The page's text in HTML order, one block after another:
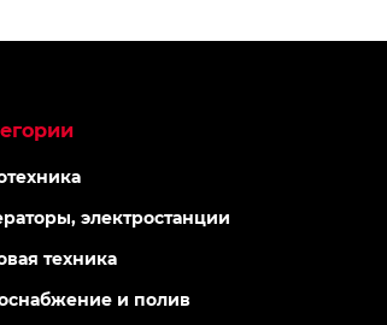
электростанции
техника
и полив